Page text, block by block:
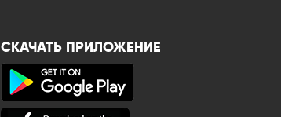
СКАЧАТЬ ПРИЛОЖЕНИЕ